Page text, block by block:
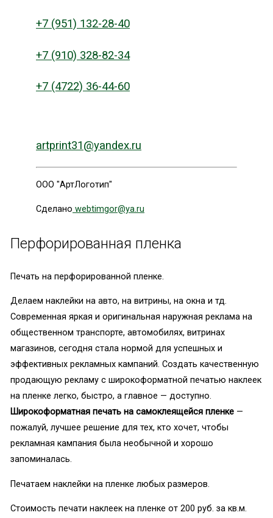
+7 (951) 132-28-40
+7 (910) 328-82-34
+7 (4722) 36-44-60
artprint31@yandex.ru
ООО "АртЛоготип"
Сделано webtimgor@ya.ru
Перфорированная пленка
Печать на перфорированной пленке.
Делаем наклейки на авто, на витрины, на окна и тд.
Современная яркая и оригинальная наружная реклама на
общественном транспорте, автомобилях, витринах
магазинов, сегодня стала нормой для успешных и
эффективных рекламных кампаний. Создать качественную
продающую рекламу с широкоформатной печатью наклеек
на пленке легко, быстро, а главное — доступно.
Широкоформатная печать на самоклеящейся пленке—
пожалуй, лучшее решение для тех, кто хочет, чтобы
рекламная кампания была необычной и хорошо
запоминалась.
Печатаем наклейки на пленке любых размеров.
Стоимость печати наклеек на пленке от 200 руб. за кв.м.